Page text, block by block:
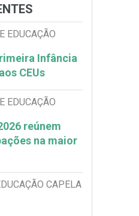
EDUCAÇÃO
Infância
CEUs
EDUCAÇÃO
reúnem
na maior
CAPELA